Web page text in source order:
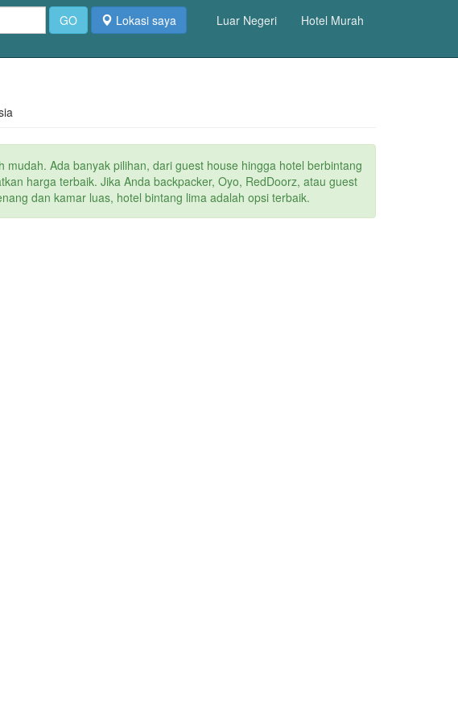
GO Lokasi saya Luar Negeri Hotel Murah
mudah. Ada banyak pilihan, dari guest house hingga hotel berbintang
harga terbaik. Jika Anda backpacker, Oyo, RedDoorz, atau guest
dan kamar luas, hotel bintang lima adalah opsi terbaik.